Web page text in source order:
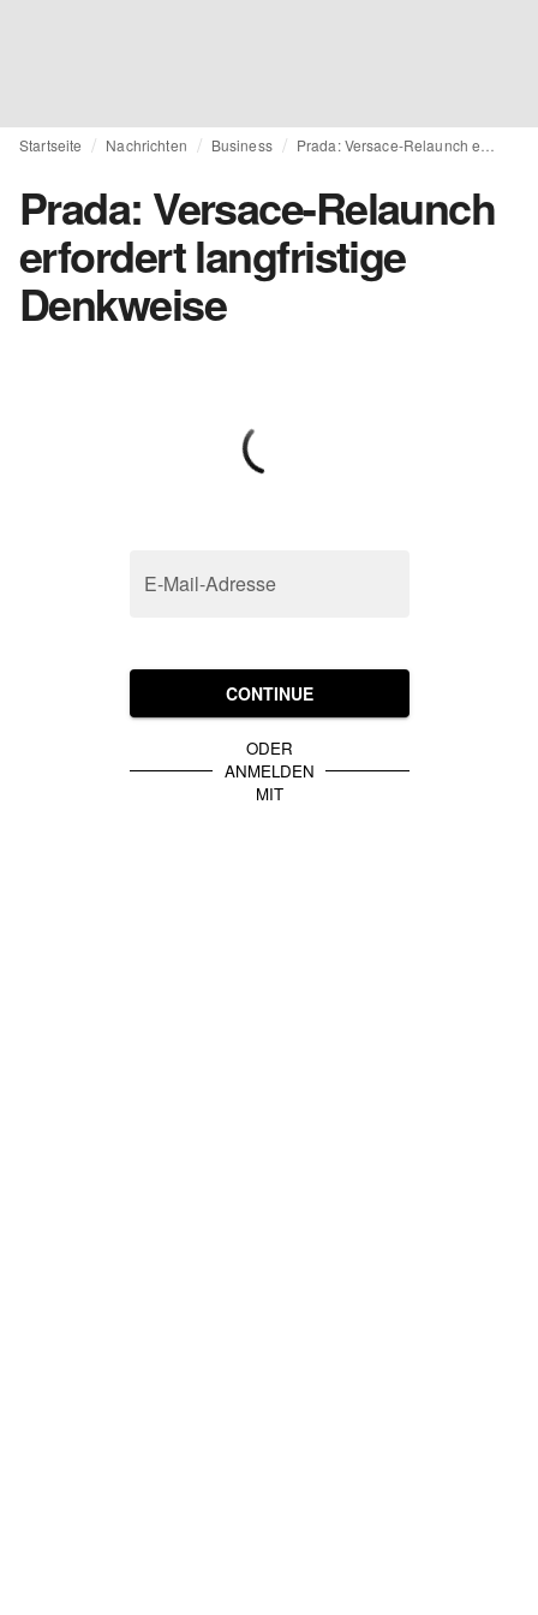
Startseite Nachrichten Business
Prada: Versace-Relaunch
erfordert langfristige
Denkweise
E-Mail-Adresse
CONTINUE
ODER
ANMELDEN
MIT